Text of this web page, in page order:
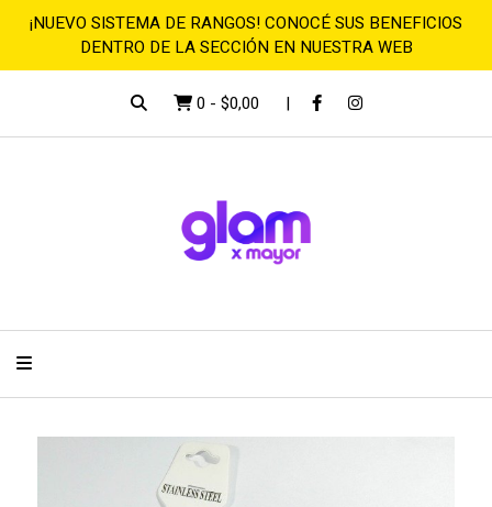
¡NUEVO SISTEMA DE RANGOS! CONOCÉ SUS BENEFICIOS
DENTRO DE LA SECCIÓN EN NUESTRA WEB
0 - $0,00